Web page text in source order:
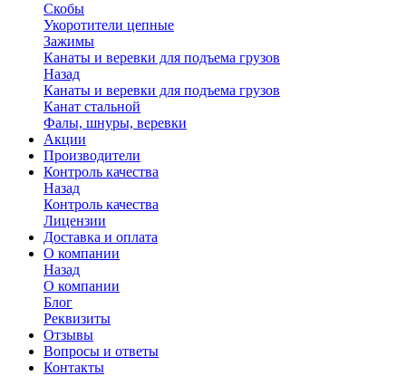
Скобы
Укоротители цепные
Зажимы
Канаты и веревки для подъема грузов
Назад
Канаты и веревки для подъема грузов
Канат стальной
Фалы, шнуры, веревки
Акции
Производители
Контроль качества
Назад
Контроль качества
Лицензии
Доставка и оплата
О компании
Назад
О компании
Блог
Реквизиты
Отзывы
Вопросы и ответы
Контакты